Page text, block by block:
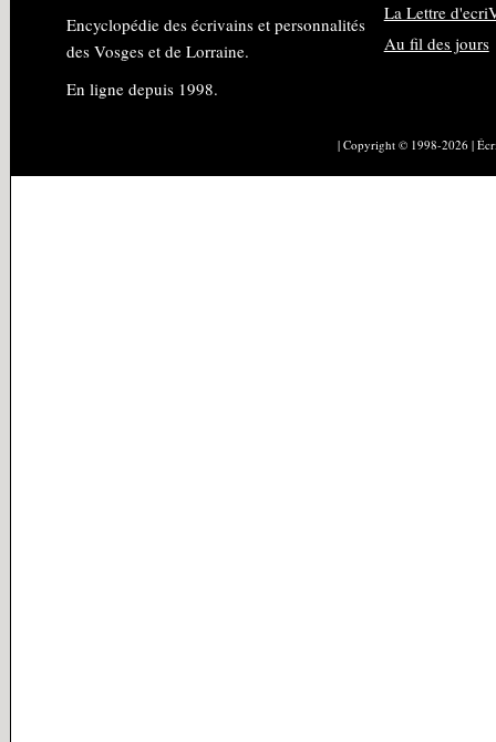
Encyclopédie des écrivains et personnalités
des Vosges et de Lorraine.
En ligne depuis 1998.
La Lettre
Au fil des jours
| Copyright © 1998-2026 |